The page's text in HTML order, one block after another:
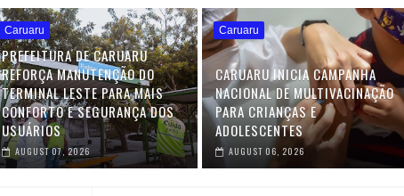
Caruaru
PREFEITURA DE CARUARU
REFORÇA MANUTENÇÃO DO
TERMINAL LESTE PARA MAIS
CONFORTO E SEGURANÇA DOS
USUÁRIOS
AUGUST 07, 2026
Caruaru
CARUARU INICIA CAMPANHA
NACIONAL DE MULTIVACINAÇÃO
PARA CRIANÇAS E
ADOLESCENTES
AUGUST 06, 2026